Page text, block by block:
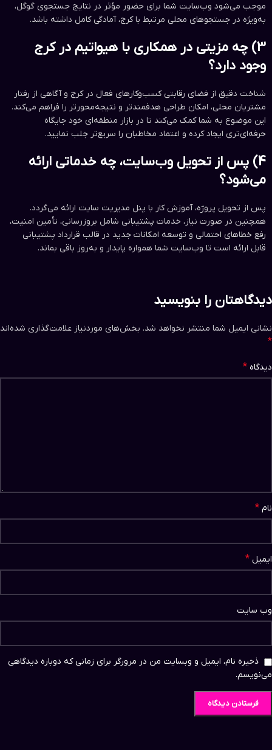
موجب می‌شود وب‌سایت شما برای حضور مؤثر در نتایج جستجوی گوگل،
به‌ویژه در جستجوهای محلی مرتبط با کرج، آمادگی کامل داشته باشد.
3) چه مزیتی در همکاری با هیواتیم در کرج
وجود دارد؟
شناخت دقیق از فضای رقابتی کسب‌وکارهای فعال در کرج و آگاهی از رفتار
مشتریان محلی، امکان طراحی هدفمندتر و نتیجه‌محورتر را فراهم می‌کند.
این موضوع به شما کمک می‌کند تا در بازار منطقه‌ای خود جایگاه
حرفه‌ای‌تری ایجاد کرده و اعتماد مخاطبان را سریع‌تر جلب نمایید.
4) پس از تحویل وب‌سایت، چه خدماتی ارائه
می‌شود؟
پس از تحویل پروژه، آموزش کار با پنل مدیریت سایت ارائه می‌گردد.
همچنین در صورت نیاز، خدمات پشتیبانی شامل بروزرسانی، تأمین امنیت،
رفع خطاهای احتمالی و توسعه امکانات جدید در قالب قرارداد پشتیبانی
قابل ارائه است تا وب‌سایت شما همواره پایدار و به‌روز باقی بماند.
دیدگاهتان را بنویسید
نشانی ایمیل شما منتشر نخواهد شد. بخش‌های موردنیاز علامت‌گذاری شده‌اند
*
دیدگاه *
نام *
ایمیل *
وب‌ سایت
ذخیره نام، ایمیل و وبسایت من در مرورگر برای زمانی که دوباره دیدگاهی
می‌نویسم.